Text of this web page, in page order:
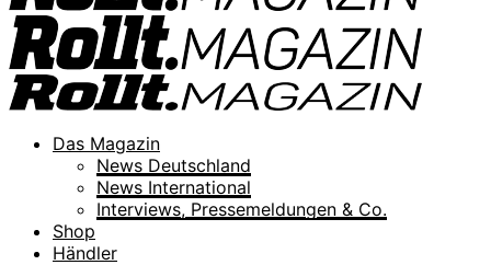
Das Magazin
News Deutschland
News International
Interviews, Pressemeldungen & Co.
Shop
Händler